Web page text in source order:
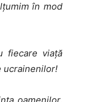
în mod
fiecare viață
ucrainenilor!